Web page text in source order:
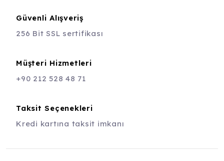
Güvenli Alışveriş
256 Bit SSL sertifikası
Müşteri Hizmetleri
+90 212 528 48 71
Taksit Seçenekleri
Kredi kartına taksit imkanı